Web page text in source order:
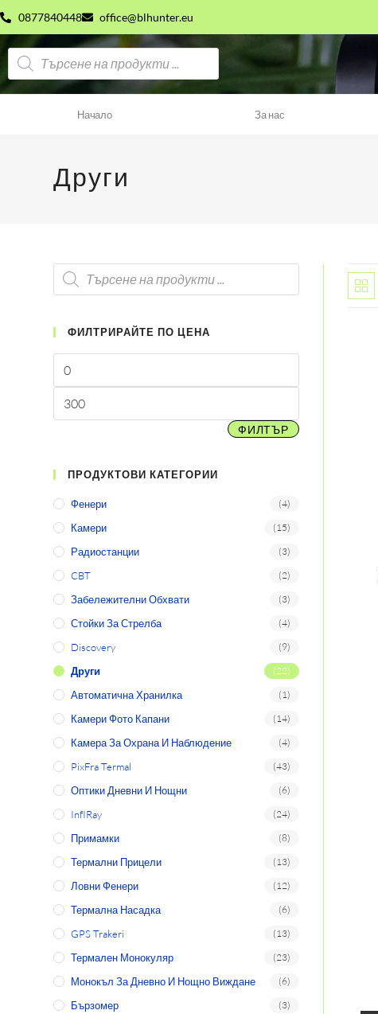
0877840448 office@blhunter.eu
Начало За нас
Други
ФИЛТРИРАЙТЕ ПО ЦЕНА
ФИЛТЪР
ПРОДУКТОВИ КАТЕГОРИИ
Фенери (4)
Камери (15)
Радиостанции (3)
CBT (2)
Забележителни Обхвати (3)
Стойки За Стрелба (4)
Discovery (9)
Други (22)
Автоматична Хранилка (1)
Камери Фото Капани (14)
Камера За Охрана И Наблюдение (4)
PixFra Termal (43)
Оптики Дневни И Нощни (6)
InfIRay (24)
Примамки (8)
Термални Прицели (13)
Ловни Фенери (12)
Термална Насадка (6)
GPS Trakeri (13)
Термален Монокуляр (23)
Монокъл За Дневно И Нощно Виждане (6)
Бързомер (3)